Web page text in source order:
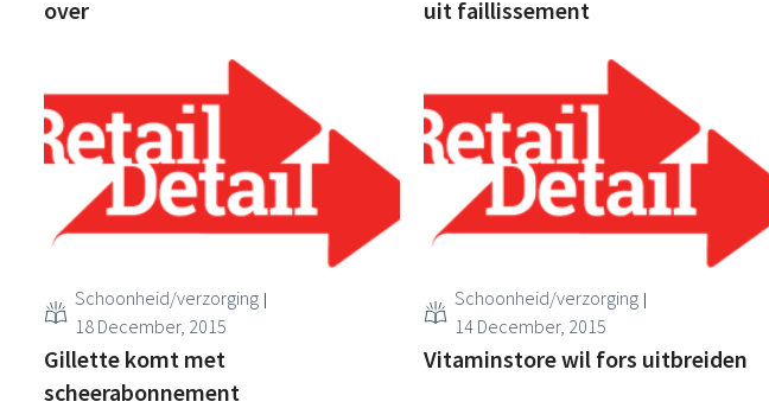
over
uit faillissement
Schoonheid/verzorging
18 December, 2015
Gillette komt met
scheerabonnement
Schoonheid/verzorging
14 December, 2015
Vitaminstore wil fors uitbreiden